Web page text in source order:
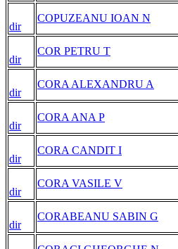
dir
COPUZEANU IOAN N
dir
COR PETRU T
dir
CORA ALEXANDRU A
dir
CORA ANA P
dir
CORA CANDIT I
dir
CORA VASILE V
dir
CORABEANU SABIN G